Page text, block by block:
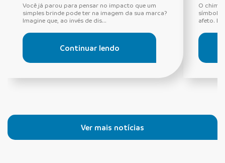
Você já parou para pensar no impacto que um
simples brinde pode ter na imagem da sua marca?
Imagine que, ao invés de dis...
Continuar lendo
O
símbolo
afeto.
Ver mais notícias